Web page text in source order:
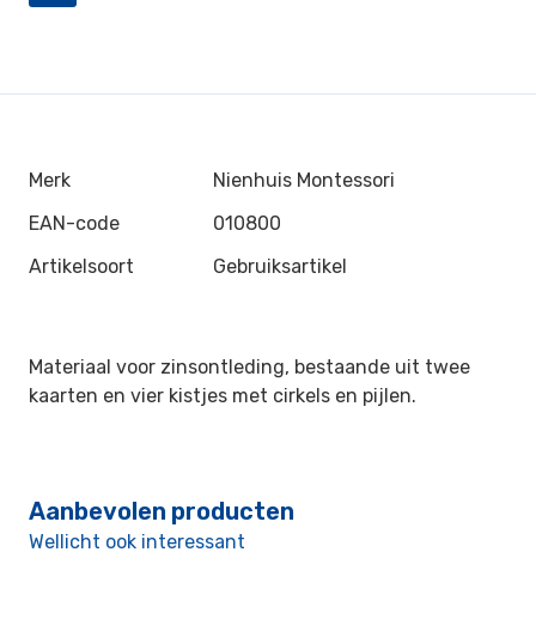
Merk
Nienhuis Montessori
EAN-code
010800
Artikelsoort
Gebruiksartikel
Materiaal voor zinsontleding, bestaande uit twee
kaarten en vier kistjes met cirkels en pijlen.
Aanbevolen producten
Wellicht ook interessant